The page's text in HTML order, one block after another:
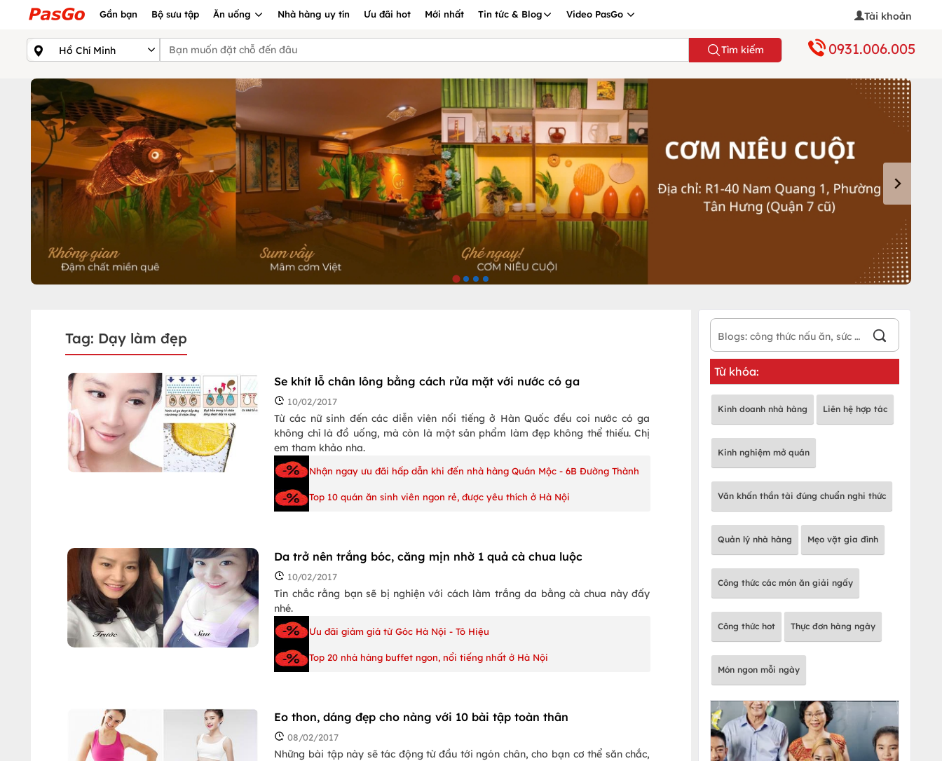
Gần bạn Bộ sưu tập Ăn uống Nhà hàng uy tín Ưu đãi hot Mới nhất Tin tức & Blog Video PasGo Tài khoản
Tìm kiếm 0931.006.005
Tag: Dạy làm đẹp
Se khít lỗ chân lông bằng cách rửa mặt với nước có ga
10/02/2017
Từ các nữ sinh đến các diễn viên nổi tiếng ở Hàn Quốc đều coi nước có ga
không chỉ là đồ uống, mà còn là một sản phẩm làm đẹp không thể thiếu. Chị
em tham khảo nha.
Nhận ngay ưu đãi hấp dẫn khi đến nhà hàng Quán Mộc - 6B Đường Thành
Top 10 quán ăn sinh viên ngon rẻ, được yêu thích ở Hà Nội
Da trở nên trắng bóc, căng mịn nhờ 1 quả cà chua luộc
10/02/2017
Tin chắc rằng bạn sẽ bị nghiện với cách làm trắng da bằng cà chua này đấy
nhé.
Ưu đãi giảm giá từ Góc Hà Nội - Tô Hiệu
Top 20 nhà hàng buffet ngon, nổi tiếng nhất ở Hà Nội
Eo thon, dáng đẹp cho nàng với 10 bài tập toàn thân
08/02/2017
Những bài tập này sẽ tác động từ đầu tới ngón chân, cho bạn cơ thể săn chắc,
Từ khóa:
Kinh doanh nhà hàng Liên hệ hợp tác
Kinh nghiệm mở quán
Văn khấn thần tài đúng chuẩn nghi thức
Quản lý nhà hàng Mẹo vặt gia đình
Công thức các món ăn giải ngấy
Công thức hot Thực đơn hàng ngày
Món ngon mỗi ngày